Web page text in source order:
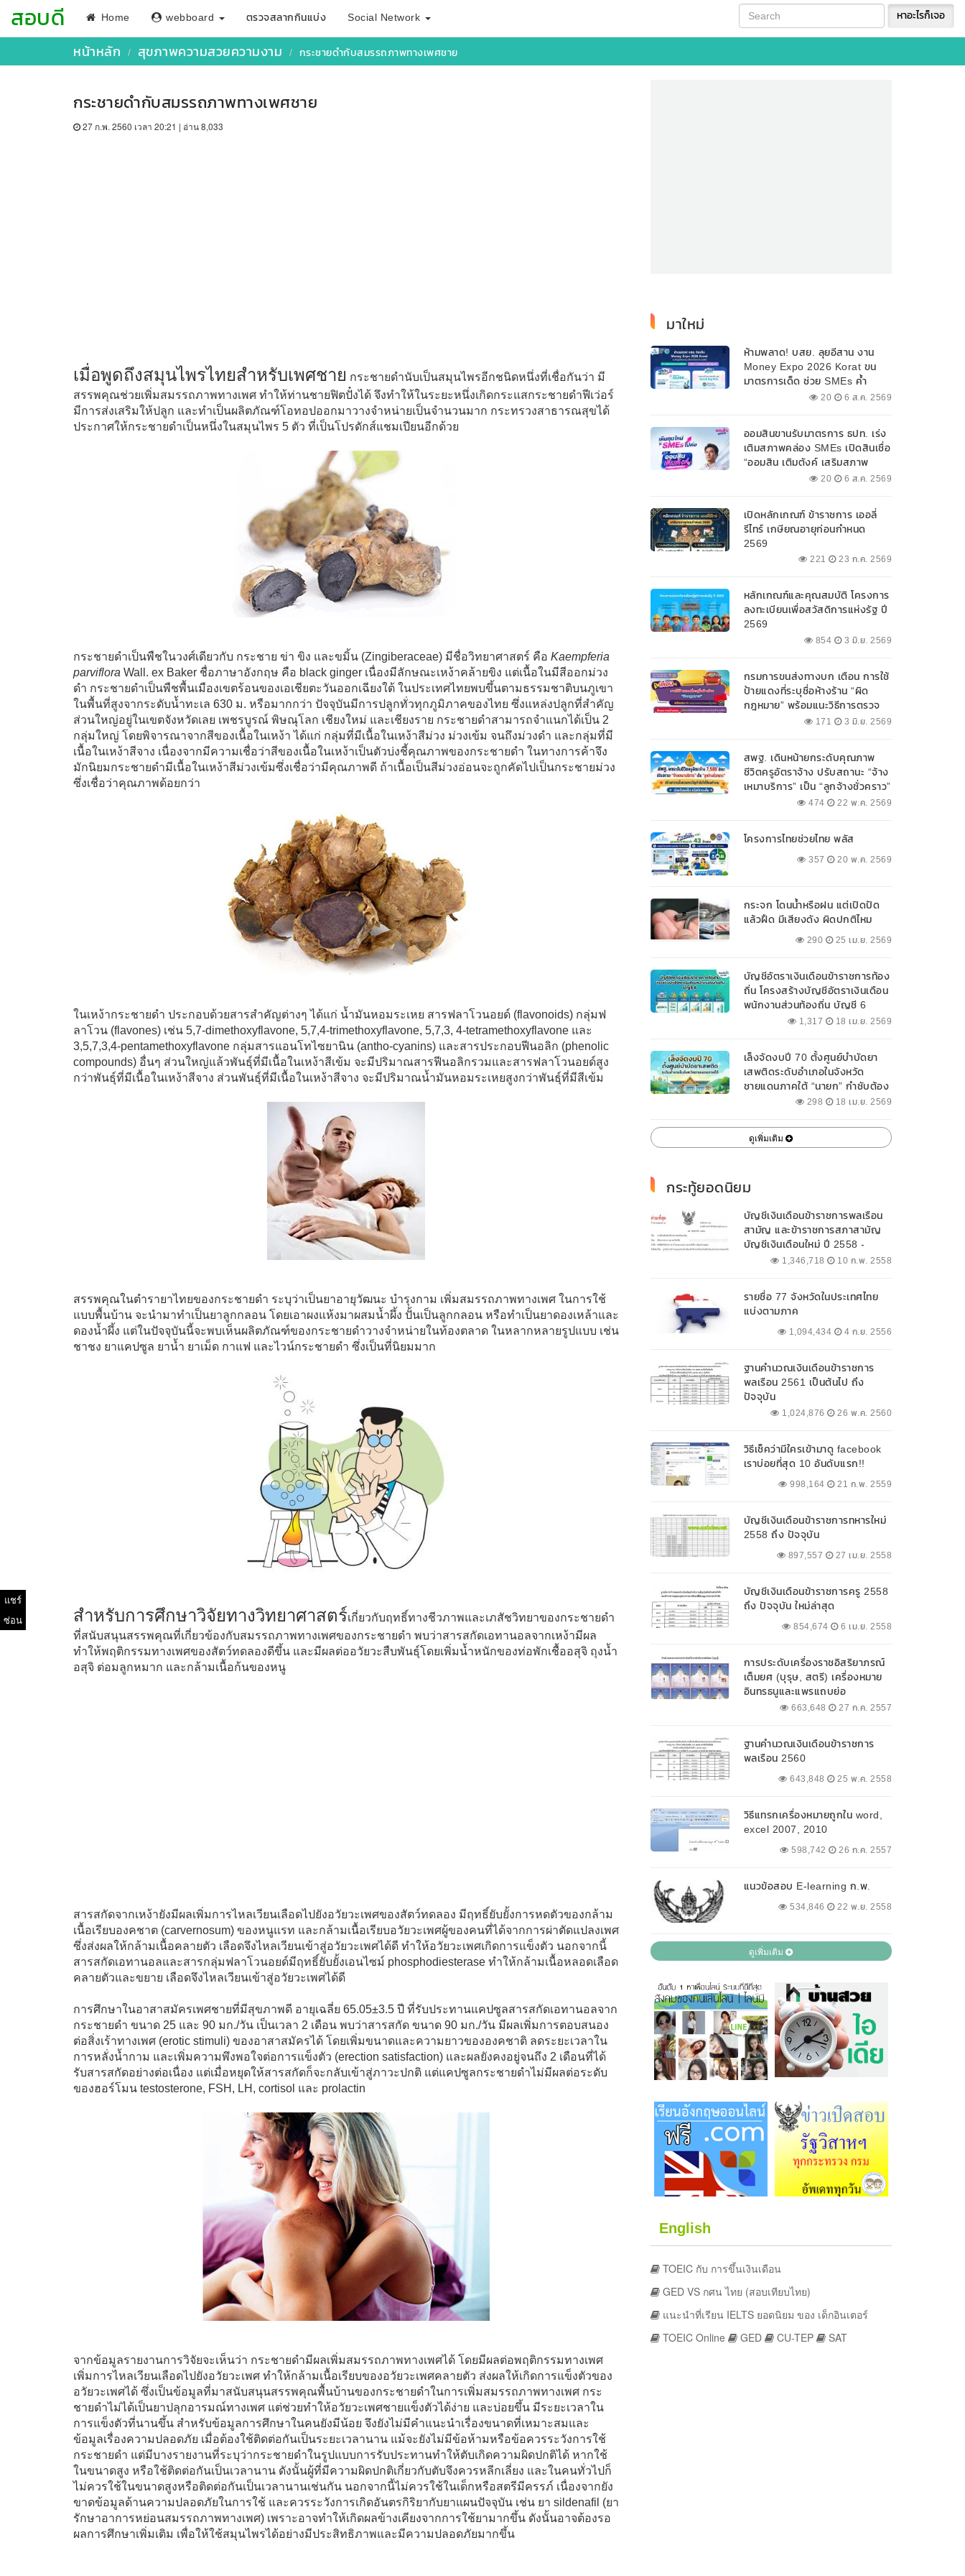
สอบดี Home webboard ตรวจสลากกินแบ่ง Social Network หาอะไรก็เจอ
หน้าหลัก สุขภาพความสวยความงาม กระชายดำกับสมรรถภาพทางเพศชาย
กระชายดำกับสมรรถภาพทางเพศชาย
27 ก.พ. 2560 เวลา 20:21 | อ่าน 8,033
เมื่อพูดถึงสมุนไพรไทยสำหรับเพศชาย กระชายดำนับเป็นสมุนไพรอีกชนิดหนึ่งที่เชื่อกันว่า มี
สรรพคุณช่วยเพิ่มสมรรถภาพทางเพศ ทำให้ท่านชายฟิตปั๋งได้ จึงทำให้ในระยะหนึ่งเกิดกระแสกระชายดำฟีเว่อร์
มีการส่งเสริมให้ปลูก และทำเป็นผลิตภัณฑ์โอทอปออกมาวางจำหน่ายเป็นจำนวนมาก กระทรวงสาธารณสุขได้
ประกาศให้กระชายดำเป็นหนึ่งในสมุนไพร 5 ตัว ที่เป็นโปรดักส์แชมเปียนอีกด้วย
กระชายดำเป็นพืชในวงศ์เดียวกับ กระชาย ข่า ขิง และขมิ้น (Zingiberaceae) มีชื่อวิทยาศาสตร์ คือ Kaempferia
parviflora Wall. ex Baker ชื่อภาษาอังกฤษ คือ black ginger เนื่องมีลักษณะเหง้าคล้ายขิง แต่เนื้อในมีสีออกม่วง
ดำ กระชายดำเป็นพืชพื้นเมืองเขตร้อนของเอเชียตะวันออกเฉียงใต้ ในประเทศไทยพบขึ้นตามธรรมชาติบนภูเขา
ในพื้นที่สูงจากระดับน้ำทะเล 630 ม. หรือมากกว่า ปัจจุบันมีการปลูกทั่วทุกภูมิภาคของไทย ซึ่งแหล่งปลูกที่สำคัญ
ส่วนใหญ่อยู่ในเขตจังหวัดเลย เพชรบูรณ์ พิษณุโลก เชียงใหม่ และเชียงราย กระชายดำสามารถจำแนกได้เป็น 2
กลุ่มใหญ่ โดยพิจารณาจากสีของเนื้อในเหง้า ได้แก่ กลุ่มที่มีเนื้อในเหง้าสีม่วง ม่วงเข้ม จนถึงม่วงดำ และกลุ่มที่มี
เนื้อในเหง้าสีจาง เนื่องจากมีความเชื่อว่าสีของเนื้อในเหง้าเป็นตัวบ่งชี้คุณภาพของกระชายดำ ในทางการค้าจึง
มักนิยมกระชายดำมีเนื้อในเหง้าสีม่วงเข้มซึ่งเชื่อว่ามีคุณภาพดี ถ้าเนื้อเป็นสีม่วงอ่อนจะถูกคัดไปเป็นกระชายม่วง
ซึ่งเชื่อว่าคุณภาพด้อยกว่า
ในเหง้ากระชายดำ ประกอบด้วยสารสำคัญต่างๆ ได้แก่ น้ำมันหอมระเหย สารฟลาโวนอยด์ (flavonoids) กลุ่มฟ
ลาโวน (flavones) เช่น 5,7-dimethoxyflavone, 5,7,4-trimethoxyflavone, 5,7,3, 4-tetramethoxyflavone และ
3,5,7,3,4-pentamethoxyflavone กลุ่มสารแอนโทไซยานิน (antho-cyanins) และสารประกอบฟีนอลิก (phenolic
compounds) อื่นๆ ส่วนใหญ่แล้วพันธุ์ที่มีเนื้อในเหง้าสีเข้ม จะมีปริมาณสารฟีนอลิกรวมและสารฟลาโวนอยด์สูง
กว่าพันธุ์ที่มีเนื้อในเหง้าสีจาง ส่วนพันธุ์ที่มีเนื้อในเหง้าสีจาง จะมีปริมาณน้ำมันหอมระเหยสูงกว่าพันธุ์ที่มีสีเข้ม
สรรพคุณในตำรายาไทยของกระชายดำ ระบุว่าเป็นยาอายุวัฒนะ บำรุงกาม เพิ่มสมรรถภาพทางเพศ ในการใช้
แบบพื้นบ้าน จะนำมาทำเป็นยาลูกกลอน โดยเอาผงแห้งมาผสมน้ำผึ้ง ปั้นเป็นลูกกลอน หรือทำเป็นยาดองเหล้าและ
ดองน้ำผึ้ง แต่ในปัจจุบันนี้จะพบเห็นผลิตภัณฑ์ของกระชายดำวางจำหน่ายในท้องตลาด ในหลากหลายรูปแบบ เช่น
ชาชง ยาแคปซูล ยาน้ำ ยาเม็ด กาแฟ และไวน์กระชายดำ ซึ่งเป็นที่นิยมมาก
สำหรับการศึกษาวิจัยทางวิทยาศาสตร์เกี่ยวกับฤทธิ์ทางชีวภาพและเภสัชวิทยาของกระชายดำ
ที่สนับสนุนสรรพคุณที่เกี่ยวข้องกับสมรรถภาพทางเพศของกระชายดำ พบว่าสารสกัดเอทานอลจากเหง้ามีผล
ทำให้พฤติกรรมทางเพศของสัตว์ทดลองดีขึ้น และมีผลต่ออวัยวะสืบพันธุ์โดยเพิ่มน้ำหนักของท่อพักเชื้ออสุจิ ถุงน้ำ
อสุจิ ต่อมลูกหมาก และกล้ามเนื้อก้นของหนู
สารสกัดจากเหง้ายังมีผลเพิ่มการไหลเวียนเลือดไปยังอวัยวะเพศของสัตว์ทดลอง มีฤทธิ์ยับยั้งการหดตัวของกล้าม
เนื้อเรียบองคชาต (carvernosum) ของหนูแรท และกล้ามเนื้อเรียบอวัยวะเพศผู้ของคนที่ได้จากการผ่าตัดแปลงเพศ
ซึ่งส่งผลให้กล้ามเนื้อคลายตัว เลือดจึงไหลเวียนเข้าสู่อวัยวะเพศได้ดี ทำให้อวัยวะเพศเกิดการแข็งตัว นอกจากนี้
สารสกัดเอทานอลและสารกลุ่มฟลาโวนอยด์มีฤทธิ์ยับยั้งเอนไซม์ phosphodiesterase ทำให้กล้ามเนื้อหลอดเลือด
คลายตัวและขยาย เลือดจึงไหลเวียนเข้าสู่อวัยวะเพศได้ดี
การศึกษาในอาสาสมัครเพศชายที่มีสุขภาพดี อายุเฉลี่ย 65.05±3.5 ปี ที่รับประทานแคปซูลสารสกัดเอทานอลจาก
กระชายดำ ขนาด 25 และ 90 มก./วัน เป็นเวลา 2 เดือน พบว่าสารสกัด ขนาด 90 มก./วัน มีผลเพิ่มการตอบสนอง
ต่อสิ่งเร้าทางเพศ (erotic stimuli) ของอาสาสมัครได้ โดยเพิ่มขนาดและความยาวขององคชาติ ลดระยะเวลาใน
การหลั่งน้ำกาม และเพิ่มความพึงพอใจต่อการแข็งตัว (erection satisfaction) และผลยังคงอยู่จนถึง 2 เดือนที่ได้
รับสารสกัดอย่างต่อเนื่อง แต่เมื่อหยุดให้สารสกัดก็จะกลับเข้าสู่ภาวะปกติ แต่แคปซูลกระชายดำไม่มีผลต่อระดับ
ของฮอร์โมน testosterone, FSH, LH, cortisol และ prolactin
จากข้อมูลรายงานการวิจัยจะเห็นว่า กระชายดำมีผลเพิ่มสมรรถภาพทางเพศได้ โดยมีผลต่อพฤติกรรมทางเพศ
เพิ่มการไหลเวียนเลือดไปยังอวัยวะเพศ ทำให้กล้ามเนื้อเรียบของอวัยวะเพศคลายตัว ส่งผลให้เกิดการแข็งตัวของ
อวัยวะเพศได้ ซึ่งเป็นข้อมูลที่มาสนับสนุนสรรพคุณพื้นบ้านของกระชายดำในการเพิ่มสมรรถภาพทางเพศ กระ
ชายดําไม่ได้เป็นยาปลุกอารมณ์ทางเพศ แต่ช่วยทำให้อวัยวะเพศชายแข็งตัวได้ง่าย และบ่อยขึ้น มีระยะเวลาใน
การแข็งตัวที่นานขึ้น สำหรับข้อมูลการศึกษาในคนยังมีน้อย จึงยังไม่มีคำแนะนำเรื่องขนาดที่เหมาะสมและ
ข้อมูลเรื่องความปลอดภัย เมื่อต้องใช้ติดต่อกันเป็นระยะเวลานาน แม้จะยังไม่มีข้อห้ามหรือข้อควรระวังการใช้
กระชายดำ แต่มีบางรายงานที่ระบุว่ากระชายดำในรูปแบบการรับประทานทำให้ตับเกิดความผิดปกติได้ หากใช้
ในขนาดสูง หรือใช้ติดต่อกันเป็นเวลานาน ดังนั้นผู้ที่มีความผิดปกติเกี่ยวกับตับจึงควรหลีกเลี่ยง และในคนทั่วไปก็
ไม่ควรใช้ในขนาดสูงหรือติดต่อกันเป็นเวลานานเช่นกัน นอกจากนี้ไม่ควรใช้ในเด็กหรือสตรีมีครรภ์ เนื่องจากยัง
ขาดข้อมูลด้านความปลอดภัยในการใช้ และควรระวังการเกิดอันตรกิริยากับยาแผนปัจจุบัน เช่น ยา sildenafil (ยา
รักษาอาการหย่อนสมรรถภาพทางเพศ) เพราะอาจทำให้เกิดผลข้างเคียงจากการใช้ยามากขึ้น ดังนั้นอาจต้องรอ
ผลการศึกษาเพิ่มเติม เพื่อให้ใช้สมุนไพรได้อย่างมีประสิทธิภาพและมีความปลอดภัยมากขึ้น
แชร์
ซ่อน
มาใหม่
ห้ามพลาด! บสย. ลุยอีสาน งาน
Money Expo 2026 Korat ขน
มาตรการเด็ด ช่วย SMEs ค้ำ
ประกันสินเชื่อ-แก้หนี้ 7-9 ส.ค. 69
20 6 ส.ค. 2569
ออมสินขานรับมาตรการ ธปท. เร่ง
เติมสภาพคล่อง SMEs เปิดสินเชื่อ
“ออมสิน เติมตังค์ เสริมสภาพ
คล่อง” วงเงินรวม 2,000
วงเงินกู้สูงสุด 100% ของหลัก
ประกัน ผ่อนนานสูงสุด 10 ปี
20 6 ส.ค. 2569
เปิดหลักเกณฑ์ ข้าราชการ เออลี่
รีไทร์ เกษียณอายุก่อนกำหนด
2569
221 23 ก.ค. 2569
หลักเกณฑ์และคุณสมบัติ โครงการ
ลงทะเบียนเพื่อสวัสดิการแห่งรัฐ ปี
2569
854 3 มิ.ย. 2569
กรมการขนส่งทางบก เตือน การใช้
ป้ายแดงที่ระบุชื่อห้างร้าน “ผิด
กฎหมาย” พร้อมแนะวิธีการตรวจ
สอบป้ายแดงที่ถูกต้อง
171 3 มิ.ย. 2569
สพฐ. เดินหน้ายกระดับคุณภาพ
ชีวิตครูอัตราจ้าง ปรับสถานะ “จ้าง
เหมาบริการ” เป็น “ลูกจ้างชั่วคราว”
474 22 พ.ค. 2569
โครงการไทยช่วยไทย พลัส
357 20 พ.ค. 2569
กระจก โดนน้ำหรือฝน แต่เปิดปัด
แล้วฝืด มีเสียงดัง ผิดปกติไหม
290 25 เม.ย. 2569
บัญชีอัตราเงินเดือนข้าราชการท้อง
ถิ่น โครงสร้างบัญชีอัตราเงินเดือน
พนักงานส่วนท้องถิ่น บัญชี 6
1,317 18 เม.ย. 2569
เล็งจัดงบปี 70 ตั้งศูนย์บำบัดยา
เสพติดระดับอำเภอในจังหวัด
ชายแดนภาคใต้ “นายก” กำชับต้อง
ออกแบบเฉพาะให้สอดคล้องกับ
298 18 เม.ย. 2569
ดูเพิ่มเติม
กระทู้ยอดนิยม
บัญชีเงินเดือนข้าราชการพลเรือน
สามัญ และข้าราชการสภาสามัญ
บัญชีเงินเดือนใหม่ ปี 2558 -
2562 ปัจจุบัน1,346,718 10 ก.พ. 2558
รายชื่อ 77 จังหวัดในประเทศไทย
แบ่งตามภาค
1,094,434 4 ก.ย. 2556
ฐานคำนวณเงินเดือนข้าราชการ
พลเรือน 2561 เป็นต้นไป ถึง
ปัจจุบัน
1,024,876 26 พ.ค. 2560
วิธีเช็คว่ามีใครเข้ามาดู facebook
เราบ่อยที่สุด 10 อันดับแรก!!
998,164 21 ก.พ. 2559
บัญชีเงินเดือนข้าราชการทหารใหม่
2558 ถึง ปัจจุบัน
897,557 27 เม.ย. 2558
บัญชีเงินเดือนข้าราชการครู 2558
ถึง ปัจจุบัน ใหม่ล่าสุด
854,674 6 เม.ย. 2558
การประดับเครื่องราชอิสริยาภรณ์
เต็มยศ (บุรุษ, สตรี) เครื่องหมาย
อินทรธนูและแพรแถบย่อ
663,648 27 ก.ค. 2557
ฐานคำนวณเงินเดือนข้าราชการ
พลเรือน 2560
643,848 25 พ.ค. 2558
วิธีแทรกเครื่องหมายถูกใน word,
excel 2007, 2010
598,742 26 ก.ค. 2557
แนวข้อสอบ E-learning ก.พ.
534,846 22 พ.ย. 2558
ดูเพิ่มเติม
English
TOEIC กับ การขึ้นเงินเดือน
GED VS กศน ไทย (สอบเทียบไทย)
แนะนำที่เรียน IELTS ยอดนิยม ของ เด็กอินเตอร์
TOEIC Online
GED CU-TEP SAT